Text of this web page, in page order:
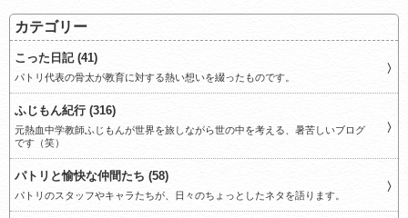
カテゴリー
こった日記 (41)
パトリ代表の骨太が教育に対する熱い想いを綴ったものです。
ふじもん紀行 (316)
元熱血中学教師ふじもんが世界を旅しながら世の中を考える、暑苦しいブログ
です（笑）
パトリと愉快な仲間たち (58)
パトリのスタッフやキャラたちが、日々のちょっとしたネタを語ります。